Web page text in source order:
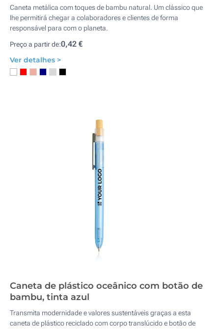
Caneta metálica com toques de bambu natural. Um clássico que
lhe permitirá chegar a colaboradores e clientes de forma
responsável para com o planeta.
Preço a partir de:0,42 €
Ver detalhes >
Caneta de plástico oceânico com botão de
bambu, tinta azul
Transmita modernidade e valores sustentáveis graças a esta
caneta de plástico reciclado com corpo translúcido e botão de